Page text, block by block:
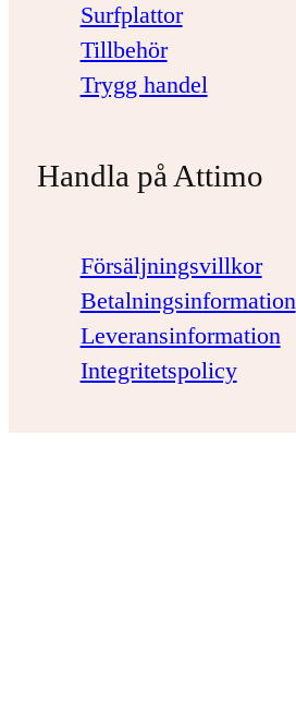
Surfplattor
Tillbehör
Trygg handel
Handla på Attimo
Försäljningsvillkor
Betalningsinformation
Leveransinformation
Integritetspolicy